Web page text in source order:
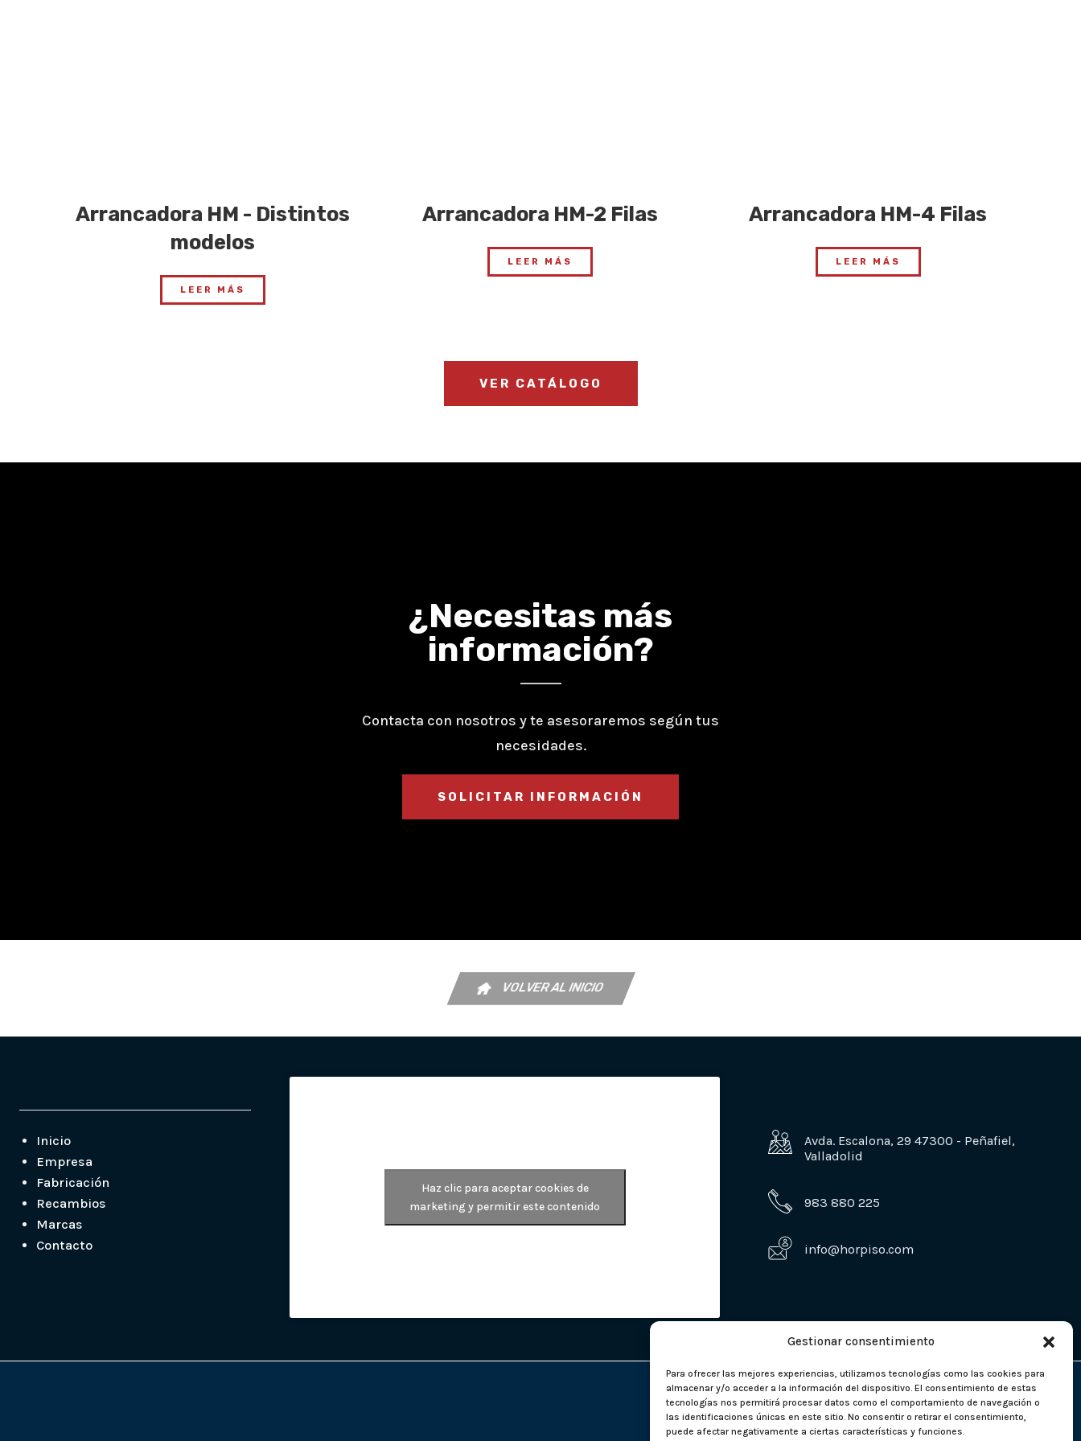
Gestionar consentimiento
Para ofrecer las mejores experiencias, utilizamos tecnologías como las cookies para
almacenar y/o acceder a la información del dispositivo. El consentimiento de estas
tecnologías nos permitirá procesar datos como el comportamiento de navegación o
las identificaciones únicas en este sitio. No consentir o retirar el consentimiento,
puede afectar negativamente a ciertas características y funciones.
Arrancadora HM - Distintos
modelos
LEER MÁS
Arrancadora HM-2 Filas
LEER MÁS
Arrancadora HM-4 Filas
LEER MÁS
VER CATÁLOGO
¿Necesitas más
información?
Contacta con nosotros y te asesoraremos según tus
necesidades.
SOLICITAR INFORMACIÓN
VOLVER AL INICIO
Inicio
Empresa
Fabricación
Recambios
Marcas
Contacto
Haz clic para aceptar cookies de
marketing y permitir este contenido
Avda. Escalona, 29 47300 - Peñafiel,
Valladolid
983 880 225
info@horpiso.com